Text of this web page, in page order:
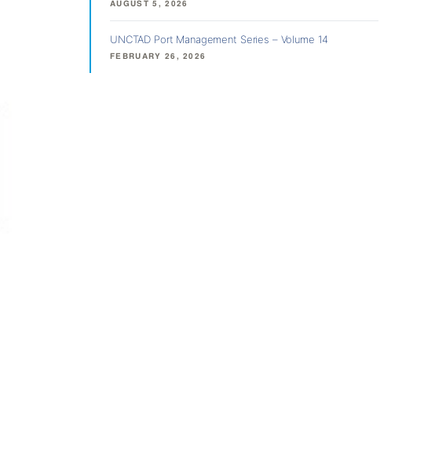
AUGUST 5, 2026
UNCTAD Port Management Series – Volume 14
FEBRUARY 26, 2026